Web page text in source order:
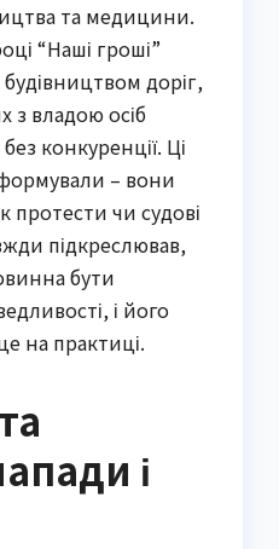
та медицини.
“Наші гроші”
будівництвом доріг,
з владою осіб
конкуренції. Ці
– вони
протести чи судові
підкреслював,
бути
і його
на практиці.
і